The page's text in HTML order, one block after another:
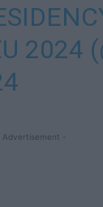
2024
-